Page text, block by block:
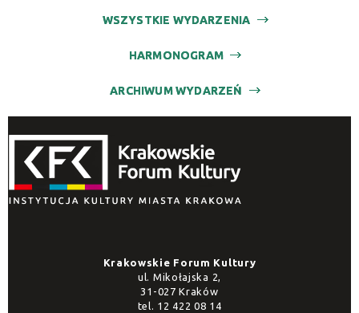
WSZYSTKIE WYDARZENIA
HARMONOGRAM
ARCHIWUM WYDARZEŃ
Krakowskie Forum Kultury
ul. Mikołajska 2,
31-027 Kraków
tel. 12 422 08 14